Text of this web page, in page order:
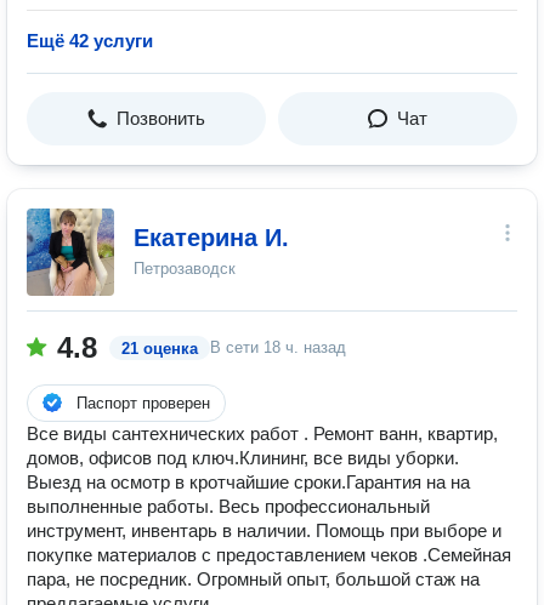
Ещё 42 услуги
Позвонить Чат
Екатерина И.
Петрозаводск
4.8 21 оценка В сети 18 ч. назад
Паспорт проверен
Все виды сантехнических работ . Ремонт ванн, квартир,
домов, офисов под ключ.Клининг, все виды уборки.
Выезд на осмотр в кротчайшие сроки.Гарантия на на
выполненные работы. Весь профессиональный
инструмент, инвентарь в наличии. Помощь при выборе и
покупке материалов с предоставлением чеков .Семейная
пара, не посредник. Огромный опыт, большой стаж на